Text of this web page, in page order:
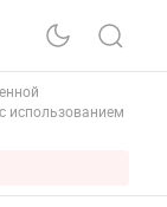
использованием